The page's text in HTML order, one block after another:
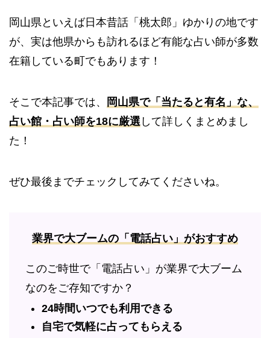
岡山県といえば日本昔話「桃太郎」ゆかりの地です
が、実は他県からも訪れるほど有能な占い師が多数
在籍している町でもあります！
そこで本記事では、
岡山県で「当たると有名」な、
占い館・占い師を18に厳選 して詳しくまとめまし
た！
ぜひ最後までチェックしてみてくださいね。
業界で大ブームの「電話占い」がおすすめ
このご時世で「電話占い」が業界で大ブーム
なのをご存知ですか？
24時間いつでも利用できる
自宅で気軽に占ってもらえる